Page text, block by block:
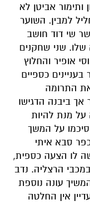
ותימור אביטן לא
למבין. השוער
שי דוד חושב
שני שחקנים
אופיר והחלוץ
בעניינים כספיים
התרומה
ביבנה הדגישו
על מנת להיות
על המשך
סבא איתי
לו הצעה כספית,
הרצליה. נדב
עונה נוספת
אין החלטה